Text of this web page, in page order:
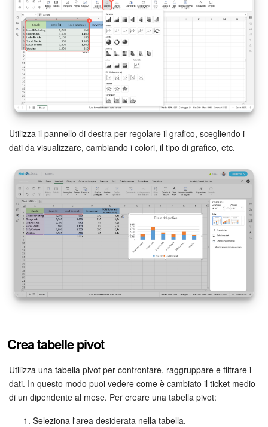
Utilizza il pannello di destra per regolare il grafico, scegliendo i
dati da visualizzare, cambiando i colori, il tipo di grafico, etc.
Crea tabelle pivot
Utilizza una tabella pivot per confrontare, raggruppare e filtrare i
dati. In questo modo puoi vedere come è cambiato il ticket medio
di un dipendente al mese. Per creare una tabella pivot:
Seleziona l'area desiderata nella tabella.